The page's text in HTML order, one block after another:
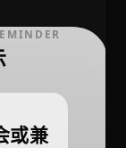
或兼